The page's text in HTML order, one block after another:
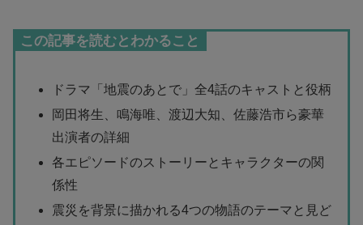
この記事を読むとわかること
ドラマ「地震のあとで」全4話のキャストと役柄
岡田将生、鳴海唯、渡辺大知、佐藤浩市ら豪華
出演者の詳細
各エピソードのストーリーとキャラクターの関
係性
震災を背景に描かれる4つの物語のテーマと見ど